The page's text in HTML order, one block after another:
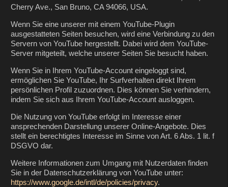
Cherry Ave., San Bruno, CA 94066, USA.
Wenn Sie eine unserer mit einem YouTube-Plugin
ausgestatteten Seiten besuchen, wird eine Verbindung zu den
Servern von YouTube hergestellt. Dabei wird dem YouTube-
Server mitgeteilt, welche unserer Seiten Sie besucht haben.
Wenn Sie in Ihrem YouTube-Account eingeloggt sind,
ermöglichen Sie YouTube, Ihr Surfverhalten direkt Ihrem
persönlichen Profil zuzuordnen. Dies können Sie verhindern,
indem Sie sich aus Ihrem YouTube-Account ausloggen.
Die Nutzung von YouTube erfolgt im Interesse einer
ansprechenden Darstellung unserer Online-Angebote. Dies
stellt ein berechtigtes Interesse im Sinne von Art. 6 Abs. 1 lit. f
DSGVO dar.
Weitere Informationen zum Umgang mit Nutzerdaten finden
Sie in der Datenschutzerklärung von YouTube unter:
https://www.google.de/intl/de/policies/privacy.